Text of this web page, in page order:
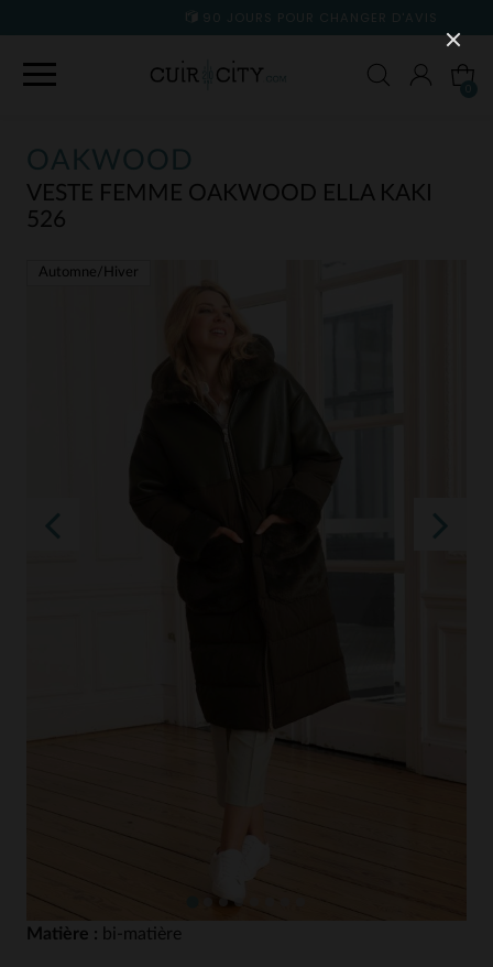
90 JOURS POUR CHANGER D'AVIS
OAKWOOD
VESTE FEMME OAKWOOD ELLA KAKI
526
Automne/Hiver
Matière : bi-matière